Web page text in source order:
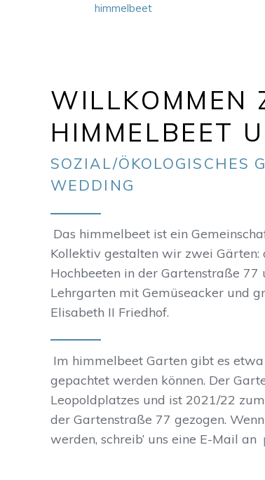
himmelbeet
WILLKOMMEN
HIMMELBEET
SOZIAL/ÖKOLOGISCHES
WEDDING
Das himmelbeet ist ein
Kollektiv gestalten wir zwei Gärten:
Hochbeeten in der Gartenstraße 77
Lehrgarten mit Gemüseacker und
Elisabeth II Friedhof.
Im himmelbeet Garten gibt es
gepachtet werden können. Der
Leopoldplatzes und ist 2021/22
der Gartenstraße 77 gezogen.
werden, schreib’ uns eine E-Mail an